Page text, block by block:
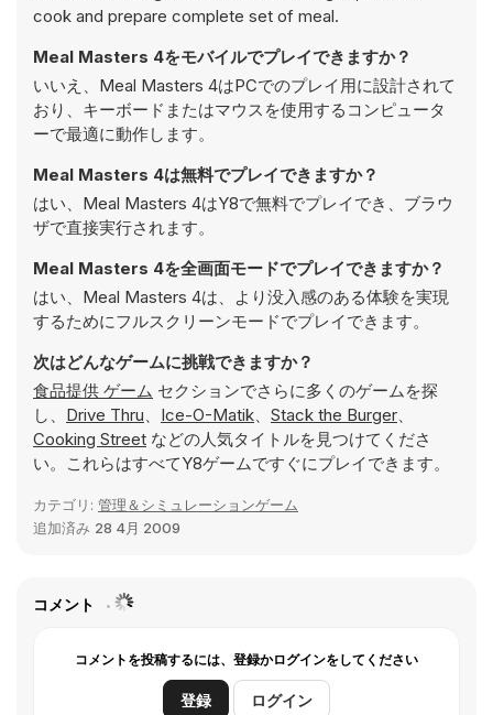
cook and prepare complete set of meal.
Meal Masters 4をモバイルでプレイできますか？
いいえ、Meal Masters 4はPCでのプレイ用に設計されて
おり、キーボードまたはマウスを使用するコンピュータ
ーで最適に動作します。
Meal Masters 4は無料でプレイできますか？
はい、Meal Masters 4はY8で無料でプレイでき、ブラウ
ザで直接実行されます。
Meal Masters 4を全画面モードでプレイできますか？
はい、Meal Masters 4は、より没入感のある体験を実現
するためにフルスクリーンモードでプレイできます。
次はどんなゲームに挑戦できますか？
食品提供 ゲーム セクションでさらに多くのゲームを探
し、 Drive Thru、 Ice-O-Matik、 Stack the Burger、
Cooking Street などの人気タイトルを見つけてくださ
い。これらはすべてY8ゲームですぐにプレイできます。
カテゴリ: 管理＆シミュレーションゲーム
追加済み 28 4月 2009
コメント
コメントを投稿するには、登録かログインをしてください
登録 ログイン